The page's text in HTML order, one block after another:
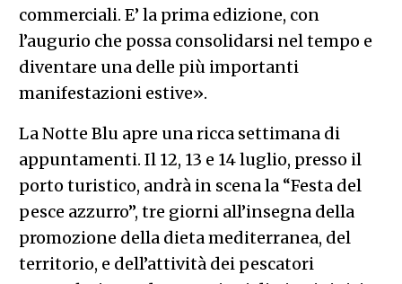
commerciali. E’ la prima edizione, con
l’augurio che possa consolidarsi nel tempo e
diventare una delle più importanti
manifestazioni estive».
La Notte Blu apre una ricca settimana di
appuntamenti. Il 12, 13 e 14 luglio, presso il
porto turistico, andrà in scena la “Festa del
pesce azzurro”, tre giorni all’insegna della
promozione della dieta mediterranea, del
territorio, e dell’attività dei pescatori